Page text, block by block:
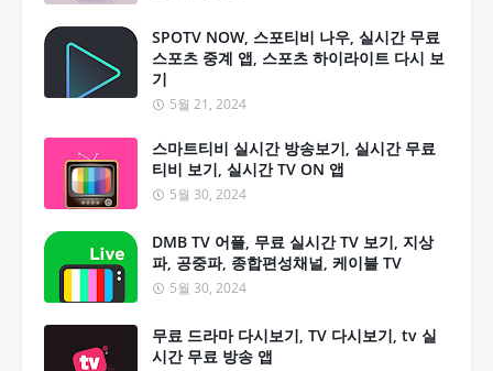
SPOTV NOW, 스포티비 나우, 실시간 무료
스포츠 중계 앱, 스포츠 하이라이트 다시 보
기
5월 21, 2024
스마트티비 실시간 방송보기, 실시간 무료
티비 보기, 실시간 TV ON 앱
5월 30, 2024
DMB TV 어플, 무료 실시간 TV 보기, 지상
파, 공중파, 종합편성채널, 케이블 TV
5월 30, 2024
무료 드라마 다시보기, TV 다시보기, tv 실
시간 무료 방송 앱